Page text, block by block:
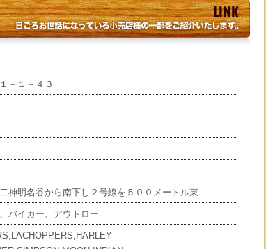
－１－４３
神明名谷から南下し２号線を５００メートル東
バイカー、アウトロー